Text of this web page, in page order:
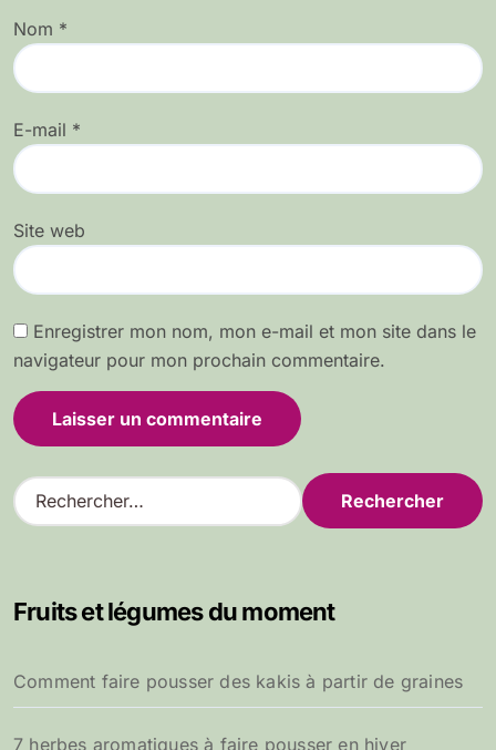
Nom *
E-mail *
Site web
Enregistrer mon nom, mon e-mail et mon site dans le
navigateur pour mon prochain commentaire.
R
e
r
e
r
Fruits et légumes du moment
Comment faire pousser des kakis à partir de graines
7 herbes aromatiques à faire pousser en hiver